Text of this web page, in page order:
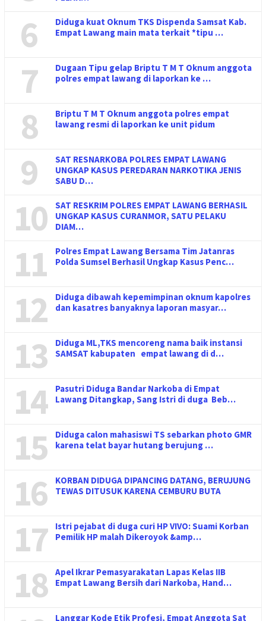
6
Diduga kuat Oknum TKS Dispenda Samsat Kab.
Empat Lawang main mata terkait *tipu …
7
Dugaan Tipu gelap Briptu T M T Oknum anggota
polres empat lawang di laporkan ke …
8
Briptu T M T Oknum anggota polres empat
lawang resmi di laporkan ke unit pidum
9
SAT RESNARKOBA POLRES EMPAT LAWANG
UNGKAP KASUS PEREDARAN NARKOTIKA JENIS
SABU D…
10
SAT RESKRIM POLRES EMPAT LAWANG BERHASIL
UNGKAP KASUS CURANMOR, SATU PELAKU
DIAM…
11
Polres Empat Lawang Bersama Tim Jatanras
Polda Sumsel Berhasil Ungkap Kasus Penc…
12
Diduga dibawah kepemimpinan oknum kapolres
dan kasatres banyaknya laporan masyar…
13
Diduga ML,TKS mencoreng nama baik instansi
SAMSAT kabupaten empat lawang di d…
14
Pasutri Diduga Bandar Narkoba di Empat
Lawang Ditangkap, Sang Istri di duga Beb…
15
Diduga calon mahasiswi TS sebarkan photo GMR
karena telat bayar hutang berujung …
16
KORBAN DIDUGA DIPANCING DATANG, BERUJUNG
TEWAS DITUSUK KARENA CEMBURU BUTA
17
Istri pejabat di duga curi HP VIVO: Suami Korban
Pemilik HP malah Dikeroyok &amp…
18
Apel Ikrar Pemasyarakatan Lapas Kelas IIB
Empat Lawang Bersih dari Narkoba, Hand…
Langgar Kode Etik Profesi, Empat Anggota Sat